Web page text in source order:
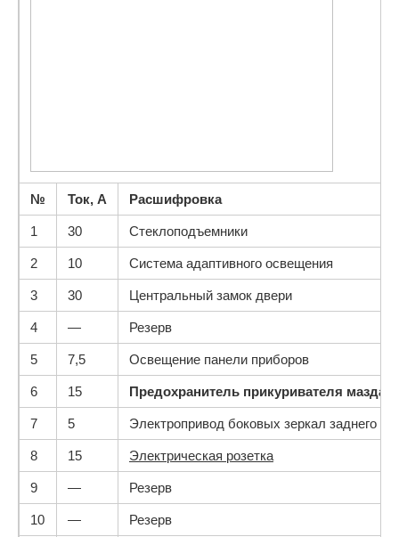
№ Ток, А Расшифровка
1 30 Стеклоподъемники
2 10 Система адаптивного освещения
3 30 Центральный замок двери
4 — Резерв
5 7,5 Освещение панели приборов
6 15 Предохранитель прикуривателя мазда 6
7 5 Электропривод боковых зеркал заднего
8 15 Электрическая розетка
9 — Резерв
10 — Резерв